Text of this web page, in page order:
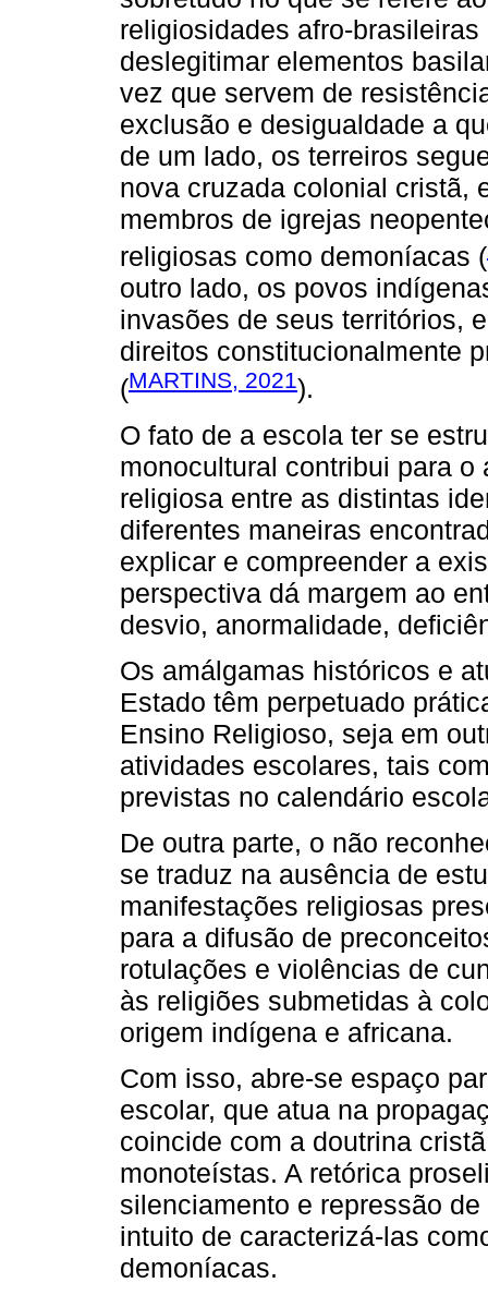
religiosidades afro-
deslegitimar elementos
vez que servem de
exclusão e desigualdade a
de um lado, os terreiros
nova cruzada colonial cristã,
membros de igrejas
religiosas como demoníacas (
outro lado, os povos
invasões de seus territórios,
direitos constitucionalmente
(MARTINS, 2021).
O fato de a escola ter se
monocultural contribui para
religiosa entre as distintas
diferentes maneiras
explicar e compreender a
perspectiva dá margem ao
desvio, anormalidade,
Os amálgamas históricos e
Estado têm perpetuado
Ensino Religioso, seja em
atividades escolares, tais
previstas no calendário
De outra parte, o não
se traduz na ausência de
manifestações religiosas
para a difusão de
rotulações e violências de
às religiões submetidas à
origem indígena e africana.
Com isso, abre-se espaço
escolar, que atua na
coincide com a doutrina
monoteístas. A retórica
silenciamento e repressão
intuito de caracterizá-las
demoníacas.